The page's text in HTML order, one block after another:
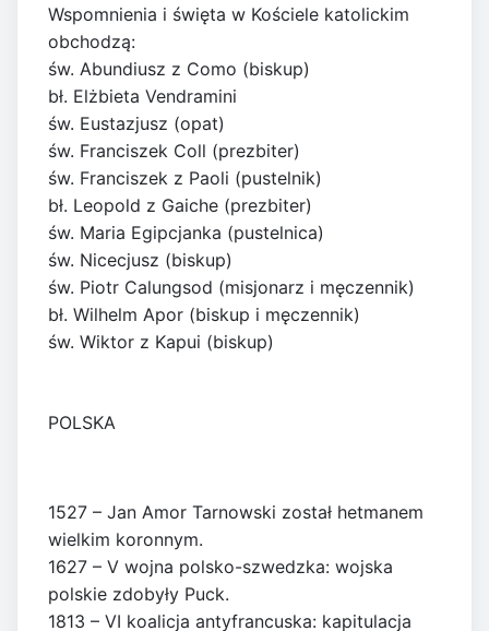
Wspomnienia i święta w Kościele katolickim
obchodzą:
św. Abundiusz z Como (biskup)
bł. Elżbieta Vendramini
św. Eustazjusz (opat)
św. Franciszek Coll (prezbiter)
św. Franciszek z Paoli (pustelnik)
bł. Leopold z Gaiche (prezbiter)
św. Maria Egipcjanka (pustelnica)
św. Nicecjusz (biskup)
św. Piotr Calungsod (misjonarz i męczennik)
bł. Wilhelm Apor (biskup i męczennik)
św. Wiktor z Kapui (biskup)
POLSKA
1527 – Jan Amor Tarnowski został hetmanem
wielkim koronnym.
1627 – V wojna polsko-szwedzka: wojska
polskie zdobyły Puck.
1813 – VI koalicja antyfrancuska: kapitulacja